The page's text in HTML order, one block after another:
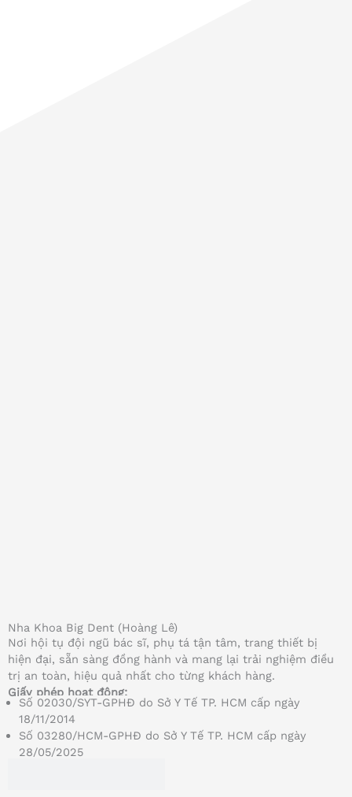
Nha Khoa Big Dent (Hoàng Lê)
Nơi hội tụ đội ngũ bác sĩ, phụ tá tận tâm, trang thiết bị
hiện đại, sẵn sàng đồng hành và mang lại trải nghiệm điều
trị an toàn, hiệu quả nhất cho từng khách hàng.
Giấy phép hoạt động:
Số 02030/SYT-GPHĐ do Sở Y Tế TP. HCM cấp ngày
18/11/2014
Số 03280/HCM-GPHĐ do Sở Y Tế TP. HCM cấp ngày
28/05/2025